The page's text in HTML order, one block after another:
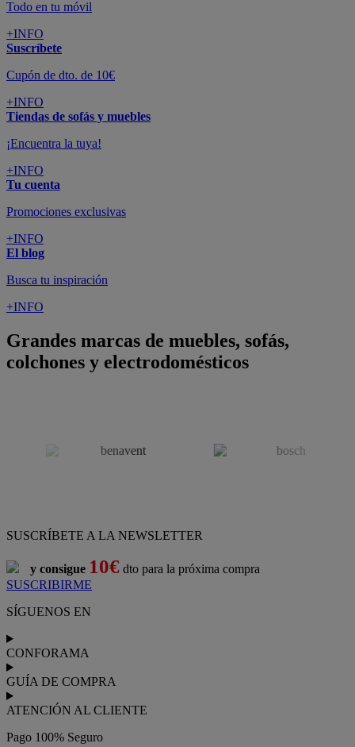
Todo en tu móvil
+INFO
Suscríbete
Cupón de dto. de 10€
+INFO
Tiendas de sofás y muebles
¡Encuentra la tuya!
+INFO
Tu cuenta
Promociones exclusivas
+INFO
El blog
Busca tu inspiración
+INFO
Grandes marcas de muebles, sofás,
colchones y electrodomésticos
SUSCRÍBETE A LA NEWSLETTER
y consigue 10€ dto para la próxima compra
SUSCRIBIRME
SÍGUENOS EN
CONFORAMA
GUÍA DE COMPRA
ATENCIÓN AL CLIENTE
Pago 100% Seguro